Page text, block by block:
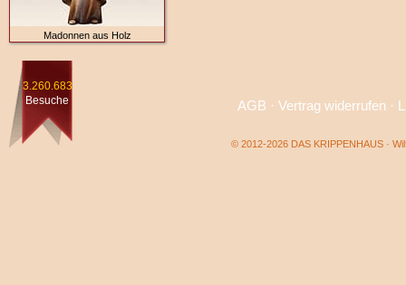
Madonnen aus Holz
3.260.683
Besuche
AGB · Vertrag widerrufen·
© 2012-2026 DAS KRIPPENHAUS ·